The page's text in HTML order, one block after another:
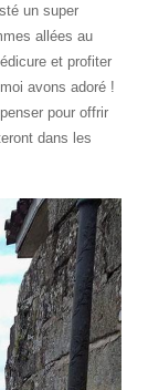
un super
allées au
et profiter
avons adoré !
pour offrir
dans les